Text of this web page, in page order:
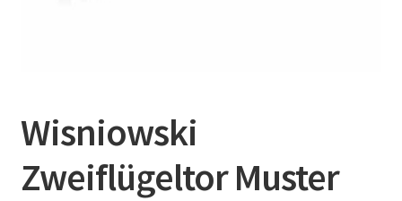
Wisniowski
Zweiflügeltor Muster